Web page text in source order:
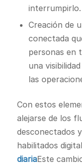
interrumpirlo.
Creación de
conectada
personas en
una
las
Con estos
alejarse de los
desconectados
habilitados
diariaEste